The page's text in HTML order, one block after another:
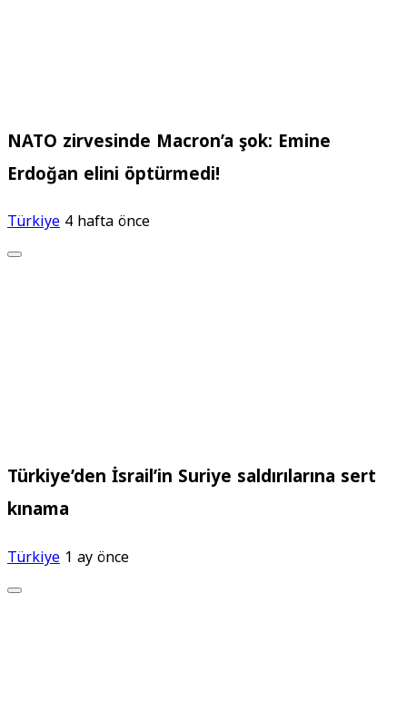
NATO zirvesinde Macron’a şok: Emine
Erdoğan elini öptürmedi!
Türkiye4 hafta önce
Türkiye’den İsrail’in Suriye saldırılarına sert
kınama
Türkiye 1 ay önce